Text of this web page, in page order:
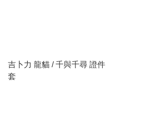
吉卜力 龍貓 / 千與千尋 證件
套